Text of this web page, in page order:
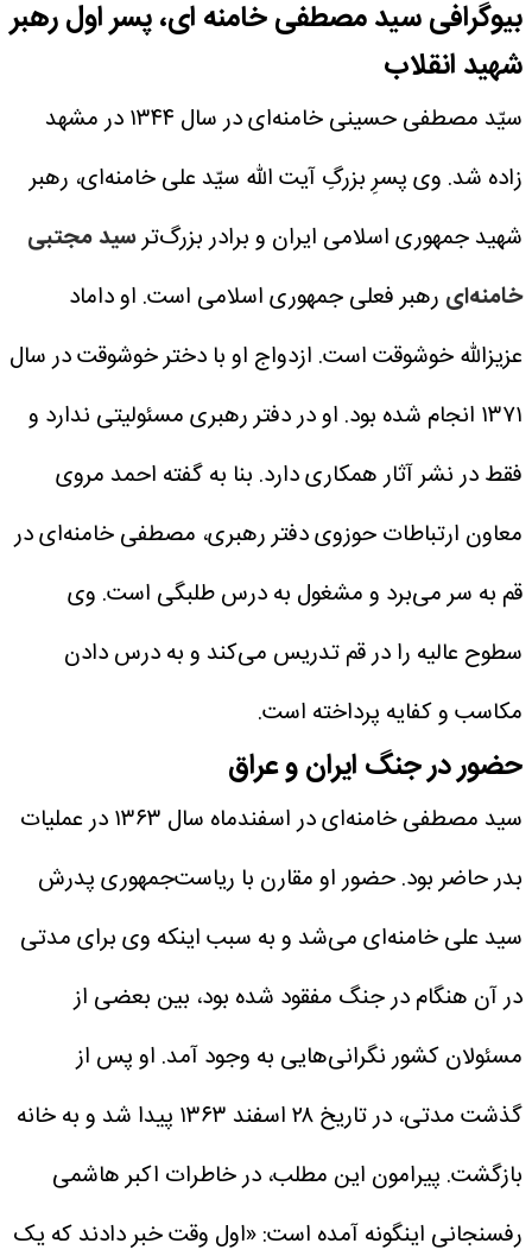
بیوگرافی سید مصطفی خامنه‌ ای، پسر اول رهبر
شهید انقلاب
سیّد مصطفی حسینی خامنه‌ای در سال ۱۳۴۴ در مشهد
زاده شد. وی پسرِ بزرگِ آیت الله سیّد علی خامنه‌ای، رهبر
شهید جمهوری اسلامی ایران و برادر بزرگ‌ترسید مجتبی
خامنه‌ای رهبر فعلی جمهوری اسلامی است. او داماد
عزیزالله خوشوقت است. ازدواج او با دختر خوشوقت در سال
۱۳۷۱ انجام شده بود.
او در دفتر رهبری مسئولیتی ندارد و
فقط در نشر آثار همکاری دارد. بنا به گفته احمد مروی
معاون ارتباطات حوزوی دفتر رهبری، مصطفی خامنه‌ای در
قم به سر می‌برد و مشغول به درس طلبگی است. وی
سطوح عالیه را در قم تدریس می‌کند و به درس دادن
مکاسب و کفایه پرداخته است.
حضور در جنگ ایران و عراق
سید مصطفی خامنه‌ای در اسفندماه سال ۱۳۶۳ در عملیات
بدر حاضر بود. حضور او مقارن با ریاست‌جمهوری پدرش
سید علی خامنه‌ای می‌شد و به سبب اینکه وی برای مدتی
در آن هنگام در جنگ مفقود شده بود، بین بعضی از
مسئولان کشور نگرانی‌هایی به وجود آمد. او پس از
گذشت مدتی، در تاریخ ۲۸ اسفند ۱۳۶۳ پیدا شد و به خانه
بازگشت. پیرامون این مطلب، در خاطرات اکبر هاشمی
رفسنجانی اینگونه آمده است: «اول وقت خبر دادند که یک